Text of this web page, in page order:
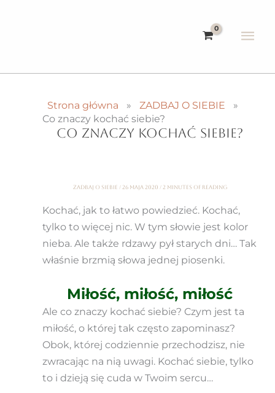
Strona główna
ZADBAJ O SIEBIE
Co znaczy kochać siebie?
CO ZNACZY KOCHAĆ SIEBIE?
ZADBAJ O SIEBIE / 26 maja 2020 / 2 minutes of reading
Kochać, jak to łatwo powiedzieć. Kochać,
tylko to więcej nic. W tym słowie jest kolor
nieba. Ale także rdzawy pył starych dni… Tak
właśnie brzmią słowa jednej piosenki.
Miłość, miłość, miłość
Ale co znaczy kochać siebie? Czym jest ta
miłość, o której tak często zapominasz?
Obok, której codziennie przechodzisz, nie
zwracając na nią uwagi. Kochać siebie, tylko
to i dzieją się cuda w Twoim sercu…